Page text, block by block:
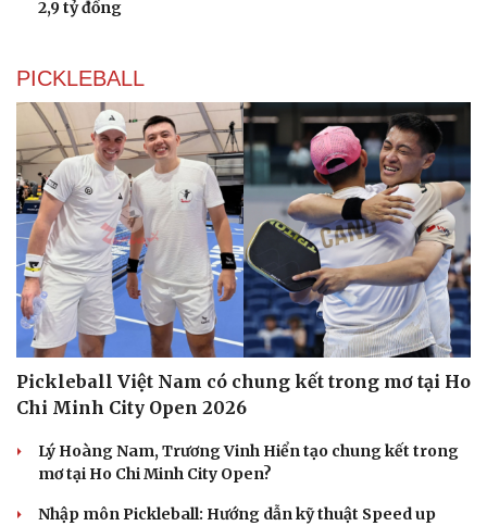
Du lịch
Tư vấn
Săn Tour
Podcast
Câu chuyện thời sự
Đọc truyện đêm khuya
Kể chuyện cho bé
2,9 tỷ đồng
PICKLEBALL
Pickleball Việt Nam có chung kết trong mơ tại Ho
Chi Minh City Open 2026
Lý Hoàng Nam, Trương Vinh Hiển tạo chung kết trong
mơ tại Ho Chi Minh City Open?
Nhập môn Pickleball: Hướng dẫn kỹ thuật Speed up